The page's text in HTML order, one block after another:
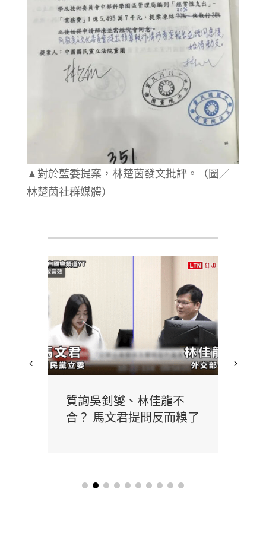
▲對於藍委提案，林楚茵發文批評。（圖／
林楚茵社群媒體）
質詢吳釗燮、林佳龍不
合？ 馬文君提問反而糗了